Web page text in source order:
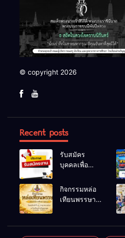
© copyright 2026
Recent posts
รับสมัคร
บุคคลเพื่อ
เลือกสรรเป็น
พนักงาน
กิจกรรมหล่อ
เทียนพรรษา